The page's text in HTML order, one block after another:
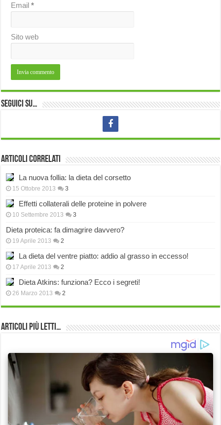
Email*
Sito web
Seguici su…
Articoli correlati
La nuova follia: la dieta del corsetto
15 Ottobre 2013 3
Effetti collaterali delle proteine in polvere
10 Settembre 2013 3
Dieta proteica: fa dimagrire davvero?
19 Aprile 2013 2
La dieta del ventre piatto: addio al grasso in eccesso!
17 Aprile 2013 2
Dieta Atkins: funziona? Ecco i segreti!
26 Marzo 2013 2
Articoli più Letti…